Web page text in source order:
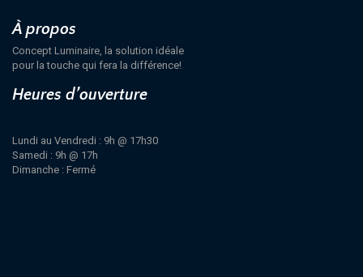
À propos
Concept Luminaire, la solution idéale
pour la touche qui fera la différence!
Heures d’ouverture
Lundi au Vendredi : 9h @ 17h30
Samedi : 9h @ 17h
Dimanche : Fermé